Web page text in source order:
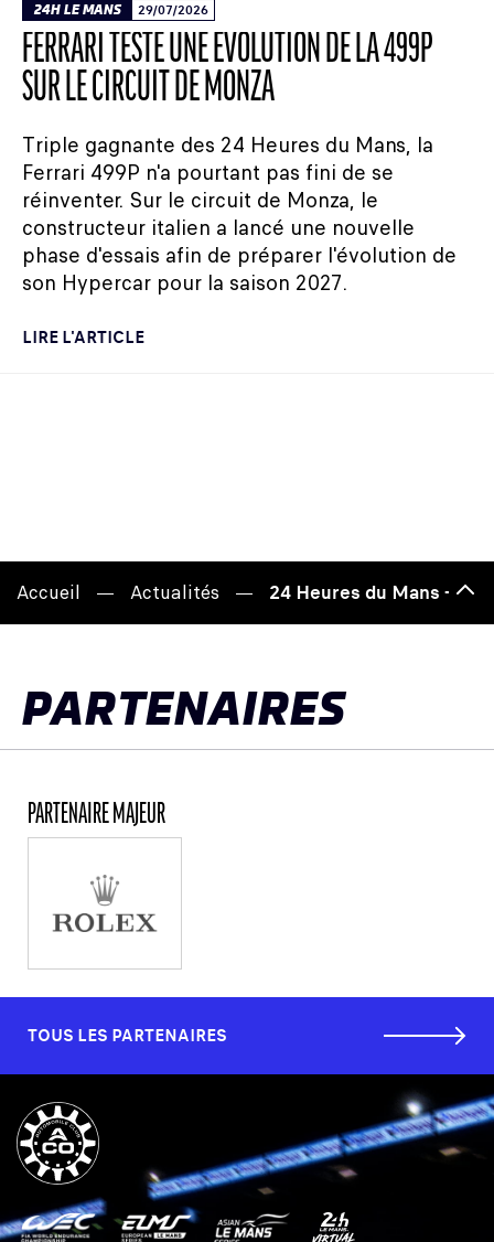
24H LE MANS 29/07/2026
FERRARI TESTE UNE ÉVOLUTION DE LA 499P
SUR LE CIRCUIT DE MONZA
Triple gagnante des 24 Heures du Mans, la
Ferrari 499P n'a pourtant pas fini de se
réinventer. Sur le circuit de Monza, le
constructeur italien a lancé une nouvelle
phase d'essais afin de préparer l'évolution de
son Hypercar pour la saison 2027.
LIRE L'ARTICLE
Accueil Actualités 24 Heures du Mans -
de
PARTENAIRES
PARTENAIRE MAJEUR
TOUS LES PARTENAIRES